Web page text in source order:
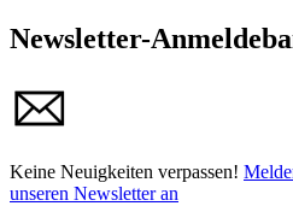
Newsletter-
Keine Neuigkeiten verpassen!
unseren Newsletter an